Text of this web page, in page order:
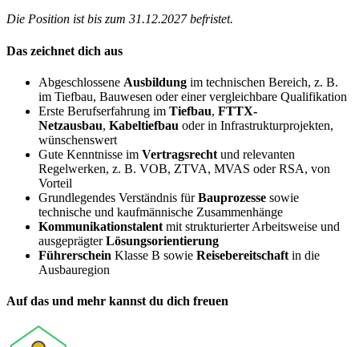
Die Position ist bis zum 31.12.2027 befristet.
Das zeichnet dich aus
Abgeschlossene Ausbildung im technischen Bereich, z. B.
im Tiefbau, Bauwesen oder einer vergleichbare Qualifikation
Erste Berufserfahrung im Tiefbau, FTTX-
Netzausbau, Kabeltiefbau oder in Infrastrukturprojekten,
wünschenswert
Gute Kenntnisse im Vertragsrecht und relevanten
Regelwerken, z. B. VOB, ZTVA, MVAS oder RSA, von
Vorteil
Grundlegendes Verständnis fürBauprozesse sowie
technische und kaufmännische Zusammenhänge
Kommunikationstalent mit strukturierter Arbeitsweise und
ausgeprägterLösungsorientierung
Führerschein Klasse B sowie Reisebereitschaft in die
Ausbauregion
Auf das und mehr kannst du dich freuen